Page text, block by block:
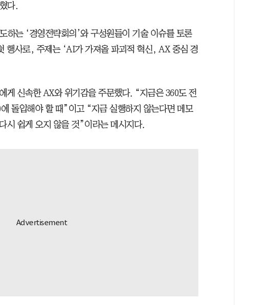
다.
하는 ‘경영전략회의’와 구성원들이 기술 이슈를 토론
행사로, 주제는 ‘AI가 가져올 파괴적 혁신, AX 중심 경
게 신속한 AX와 위기감을 주문했다. “지금은 360도 전
돌입해야 할 때”이고 “지금 실행하지 않는다면 메모
시 쉽게 오지 않을 것”이라는 메시지다.